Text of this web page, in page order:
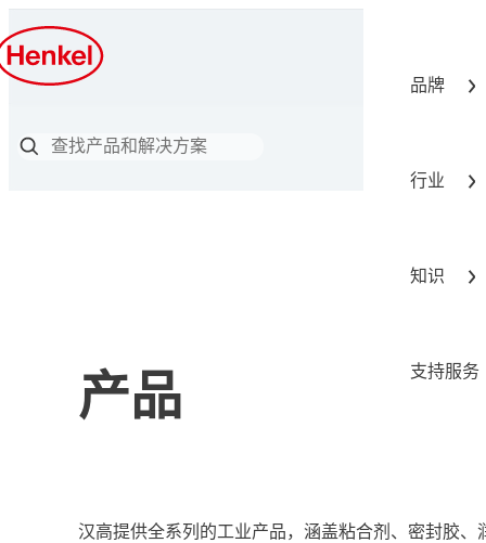
品牌
行业
知识
支持服务
产品
汉高提供全系列的工业产品，涵盖粘合剂、密封胶